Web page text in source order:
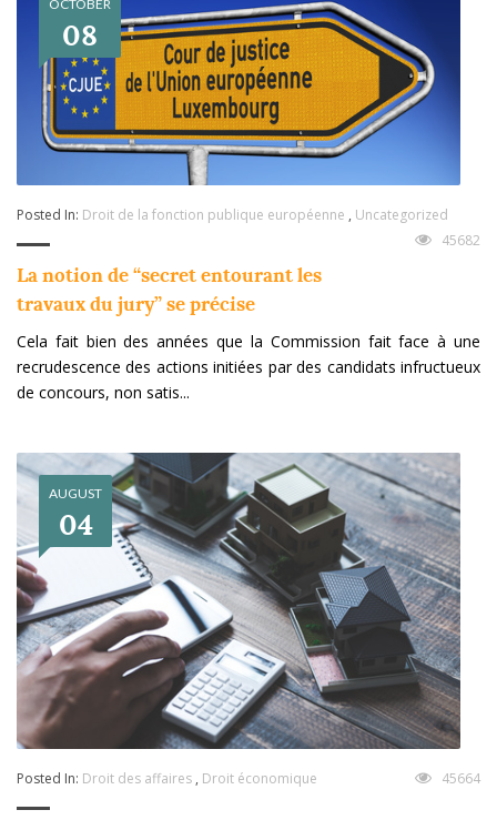
OCTOBER
08
Posted In: Droit de la fonction publique européenne , Uncategorized
45682
La notion de “secret entourant les
travaux du jury” se précise
Cela fait bien des années que la Commission fait face à une
recrudescence des actions initiées par des candidats infructueux
de concours, non satis...
AUGUST
04
Posted In: Droit des affaires , Droit économique 45664